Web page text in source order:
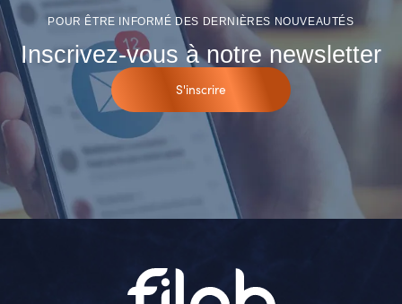
POUR ÊTRE INFORMÉ DES DERNIÈRES NOUVEAUTÉS
Inscrivez-vous à notre newsletter
S'inscrire